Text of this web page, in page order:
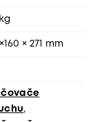
kg
× 271 mm
,